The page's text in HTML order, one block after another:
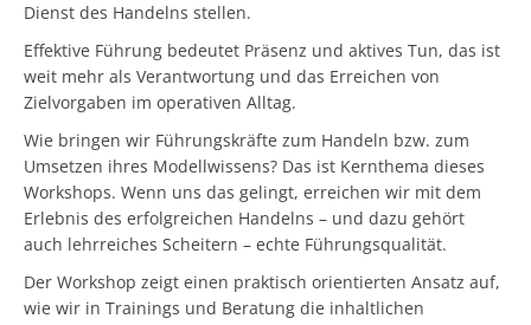
Dienst des Handelns stellen.
Effektive Führung bedeutet Präsenz und aktives Tun, das ist
weit mehr als Verantwortung und das Erreichen von
Zielvorgaben im operativen Alltag.
Wie bringen wir Führungskräfte zum Handeln bzw. zum
Umsetzen ihres Modellwissens? Das ist Kernthema dieses
Workshops. Wenn uns das gelingt, erreichen wir mit dem
Erlebnis des erfolgreichen Handelns – und dazu gehört
auch lehrreiches Scheitern – echte Führungsqualität.
Der Workshop zeigt einen praktisch orientierten Ansatz auf,
wie wir in Trainings und Beratung die inhaltlichen